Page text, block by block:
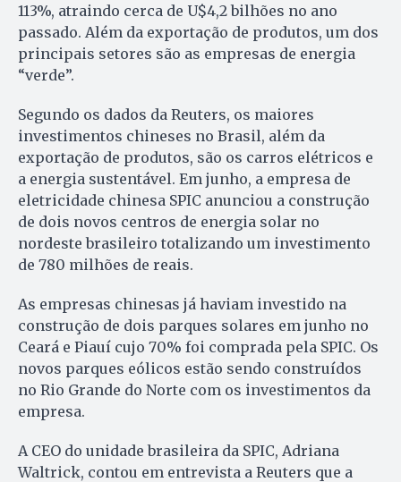
113%, atraindo cerca de U$4,2 bilhões no ano
passado. Além da exportação de produtos, um dos
principais setores são as empresas de energia
“verde”.
Segundo os dados da Reuters, os maiores
investimentos chineses no Brasil, além da
exportação de produtos, são os carros elétricos e
a energia sustentável. Em junho, a empresa de
eletricidade chinesa SPIC anunciou a construção
de dois novos centros de energia solar no
nordeste brasileiro totalizando um investimento
de 780 milhões de reais.
As empresas chinesas já haviam investido na
construção de dois parques solares em junho no
Ceará e Piauí cujo 70% foi comprada pela SPIC. Os
novos parques eólicos estão sendo construídos
no Rio Grande do Norte com os investimentos da
empresa.
A CEO do unidade brasileira da SPIC, Adriana
Waltrick, contou em entrevista a Reuters que a